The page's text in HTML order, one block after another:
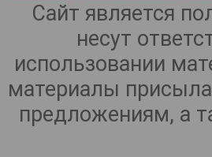
Сайт является
несут
использовании
материалы
предложениям, а